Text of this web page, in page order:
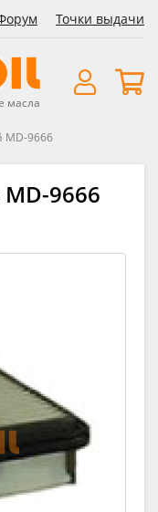
Точки выдачи
масла
MD-9666
9666